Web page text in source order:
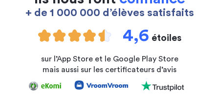
+ de 1 000 000 d’élèves satisfaits
4,6 étoiles
sur l’App Store et le Google Play Store
mais aussi sur les certificateurs d’avis